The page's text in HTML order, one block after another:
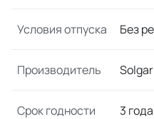
Условия отпуска Без
Производитель Solgar
Срок годности 3 года